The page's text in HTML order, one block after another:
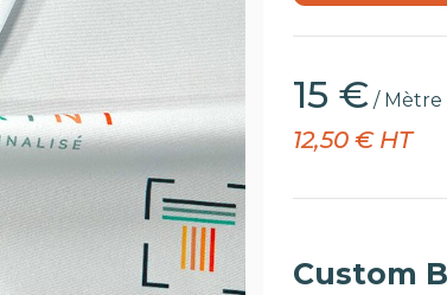
15 € / Mètre
12,50 € HT
Custom